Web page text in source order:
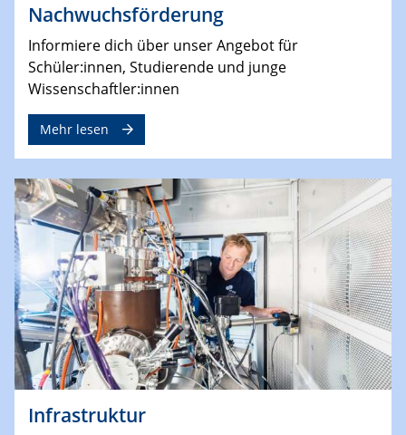
Nachwuchsförderung
Informiere dich über unser Angebot für
Schüler:innen, Studierende und junge
Wissenschaftler:innen
Mehr lesen
Infrastruktur